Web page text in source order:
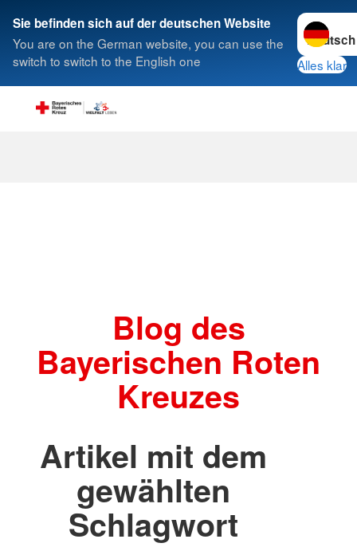
Sie befinden sich auf der deutschen Website
You are on the German website, you can use the
switch to switch to the English one
Sprache
Alles klar
Suche
Blog des
Bayerischen Roten
Kreuzes
Artikel mit dem
gewählten
Schlagwort